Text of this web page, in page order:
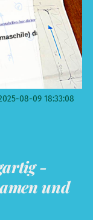
08-09 18:33:08
-
und